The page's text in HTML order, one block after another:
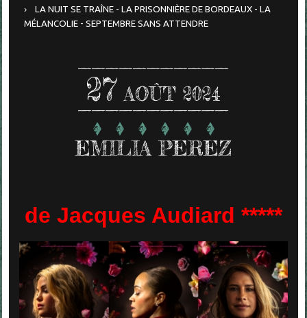
LA NUIT SE TRAÎNE - LA PRISONNIÈRE DE BORDEAUX - LA
MÉLANCOLIE - SEPTEMBRE SANS ATTENDRE
27 AOÛT 2024
EMILIA PEREZ
de Jacques Audiard *****